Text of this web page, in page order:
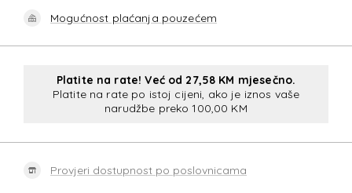
Mogućnost plaćanja pouzećem
Platite na rate! Već od 27,58 KM mjesečno.
Platite na rate po istoj cijeni, ako je iznos vaše
narudžbe preko 100,00 KM
Provjeri dostupnost po poslovnicama